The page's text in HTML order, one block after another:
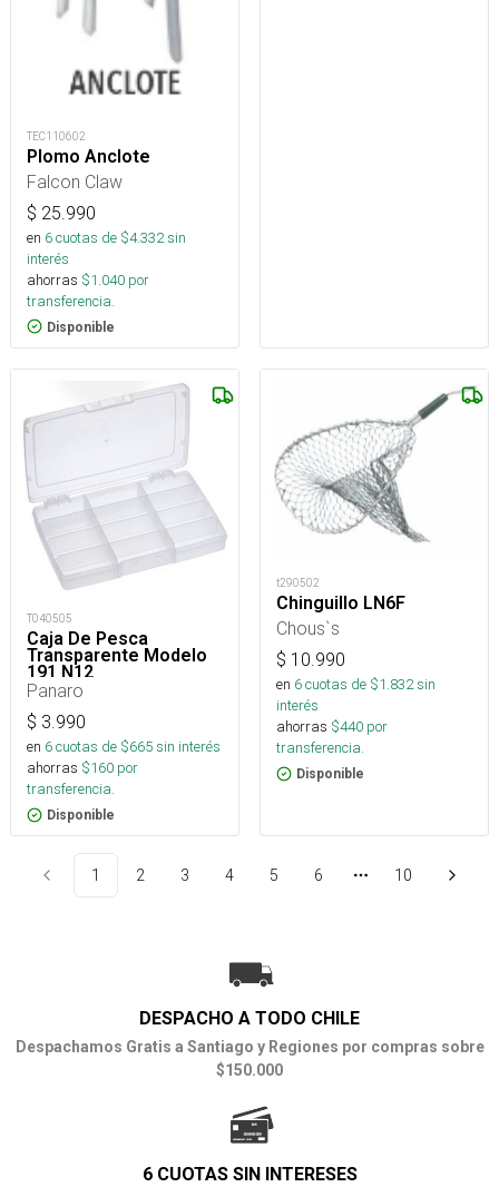
TEC110602
Plomo Anclote
Falcon Claw
$ 25.990
en 6cuotas de $4.332sin
interés
ahorras $1.040 por
transferencia.
Disponible
T040505
Caja De Pesca
Transparente Modelo
191 N12
Panaro
$ 3.990
en 6cuotas de $665sin interés
ahorras $160 por
transferencia.
Disponible
t290502
Chinguillo LN6F
Chous`s
$ 10.990
en 6cuotas de $1.832sin
interés
ahorras $440 por
transferencia.
Disponible
1 2 3 4 5 6
Más páginas
10
DESPACHO A TODO CHILE
Despachamos Gratis a Santiago y Regiones por compras sobre
$150.000
6 CUOTAS SIN INTERESES